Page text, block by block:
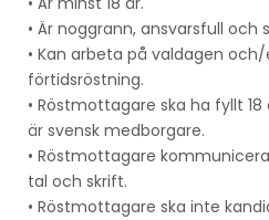
• Är noggrann, ansvarsfull och
• Kan arbeta på valdagen
förtidsröstning.
• Röstmottagare ska ha fyllt
är svensk medborgare.
• Röstmottagare
tal och skrift.
• Röstmottagare ska inte